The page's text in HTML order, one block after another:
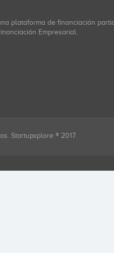
plataforma de financiación
Empresarial.
Startupxplore ® 2017.